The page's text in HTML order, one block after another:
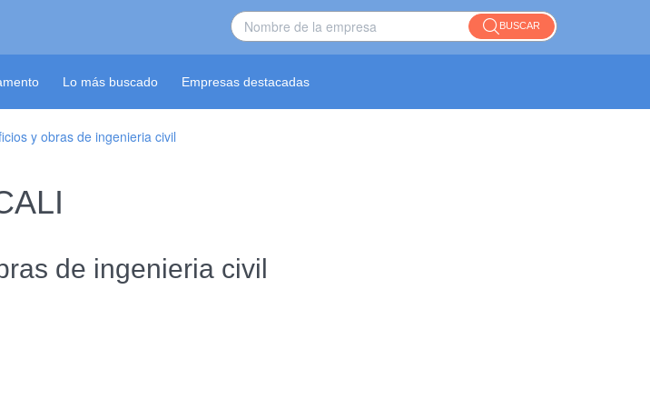
BUSCAR
Lo más buscado Empresas destacadas
y obras de ingenieria civil
de ingenieria civil